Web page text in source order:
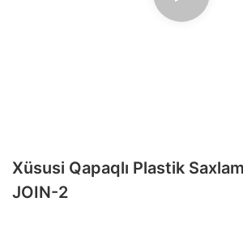
Xüsusi Qapaqlı Plastik
JOIN-2